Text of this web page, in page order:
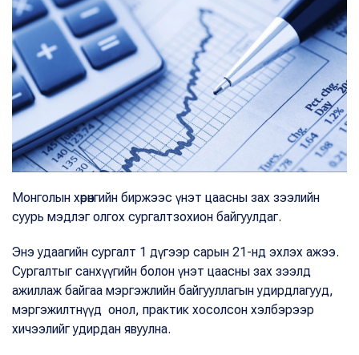
Монголын хөрөнгийн биржээс үнэт цаасны зах зээлийн
суурь мэдлэг олгох сургалтзохион байгуулдаг.
Энэ удаагийн сургалт 1 дүгээр сарын 21-нд эхлэх ажээ.
Сургалтыг санхүүгийн болон үнэт цаасны зах зээлд
ажиллаж байгаа мэргэжлийн байгууллагын удирдлагууд,
мэргэжилтнүүд онол, практик хосолсон хэлбэрээр
хичээлийг удирдан явуулна.